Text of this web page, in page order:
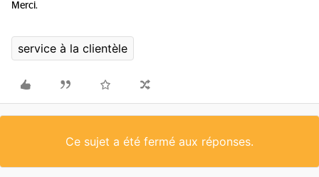
Merci.
service à la clientèle
Ce sujet a été fermé aux réponses.